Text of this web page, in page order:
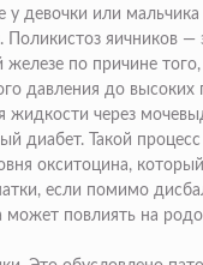
у девочки или
яичников —
железе по причине
давления до высоких
жидкости через
диабет. Такой
окситоцина,
если помимо
может повлиять на